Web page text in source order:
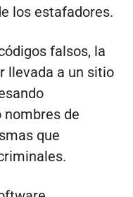
los estafadores.
falsos, la
llevada a un sitio
de
que